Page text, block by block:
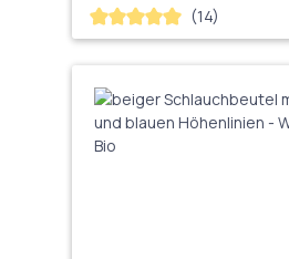
Durchschnittliche
(14)